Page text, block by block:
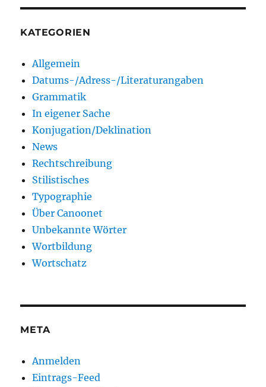
KATEGORIEN
Allgemein
Datums-/Adress-/Literaturangaben
Grammatik
In eigener Sache
Konjugation/Deklination
News
Rechtschreibung
Stilistisches
Typographie
Über Canoonet
Unbekannte Wörter
Wortbildung
Wortschatz
META
Anmelden
Eintrags-Feed